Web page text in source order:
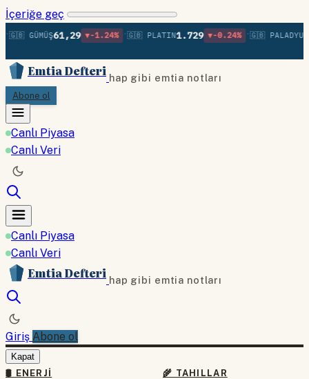
İçeriğe geç
🇬🇧 GÜMÜŞ61,29 ▼-1.24% •🇬🇧 PLATIN1.729 ▼-0.24% •🇬🇧 PALADYUM
Emtia Defteri hap gibi emtia notları
Abone ol
Canlı Piyasa
Canlı Veri
Canlı Piyasa
Canlı Veri
Emtia Defteri hap gibi emtia notları
Giriş Abone ol
Kapat
🛢 ENERJI
🌾 TAHILLAR